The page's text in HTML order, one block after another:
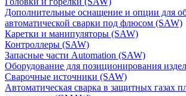
Дополнительные оснащение и опции для
автоматической сварки под флюсом (SAW)
Каретки и манипуляторы (SAW)
Контроллеры (SAW)
Запасные части Automation (SAW)
Оборудование для позиционирования
Сварочные источники (SAW)
Автоматическая сварка в защитных газах